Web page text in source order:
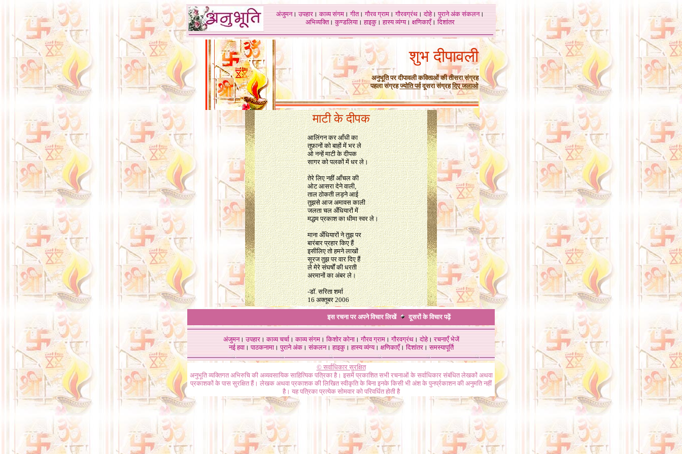
अंजुमन।उपहार।काव्य संगम।गीत।गौरव ग्राम।गौरवग्रंथ।दोहे।पुराने अंक संकलन।
अभिव्यक्ति।कुण्डलिया।हाइकु।हास्य व्यंग्य।क्षणिकाएँ।दिशांतर
शुभ दीपावली
अनुभूति पर दीपावली कविताओं की तीसरा संग्रह
पहला संग्रह ज्योति पर्व दूसरा संग्रहदिए जलाओ
माटी के दीपक
आलिंगन कर आँधी का
तूफ़ानों को बाहों में भर ले
ओ नन्हें माटी के दीपक
सागर को पलकों में धर ले।
तेरे लिए नहीं आँचल की
ओट आसरा देने वाली,
ताल ठोकती लड़ने आई
तुझसे आज अमावस काली
जलता चल अँधियारों में
मद्धम प्रकाश का धीमा स्वर ले।
माना अँधियारों ने तुझ पर
बारंबार प्रहार किए हैं
इसीलिए तो हमने लाखों
सूरज तुझ पर वार दिए हैं
ले मेरे संघर्षों की धरती
अरमानों का अंबर ले।
-डॉ. सरिता शर्मा
16 अक्तूबर 2006
इस रचना पर अपने विचार लिखें दूसरों के विचारपढ़ें
अंजुमन।उपहार।काव्य चर्चा।काव्य संगम।किशोर कोना।गौरव ग्राम।गौरवग्रंथ।दोहे।रचनाएँ भेजें
नई हवा। पाठकनामा। पुराने अंक। संकलन। हाइकु। हास्य व्यंग्य। क्षणिकाएँ। दिशांतर। समस्यापूर्ति
© सर्वाधिकार सुरक्षित
अनुभूति व्यक्तिगत अभिरुचि की अव्यवसायिक साहित्यिक पत्रिका है। इसमें प्रकाशित सभी रचनाओं के सर्वाधिकार संबंधित लेखकों अथवा
प्रकाशकों के पास सुरक्षित हैं। लेखक अथवा प्रकाशक की लिखित स्वीकृति के बिना इनके किसी भी अंश के पुनर्प्रकाशन की अनुमति नहीं
है। यह पत्रिका प्रत्येक सोमवार को परिवर्धित होती है